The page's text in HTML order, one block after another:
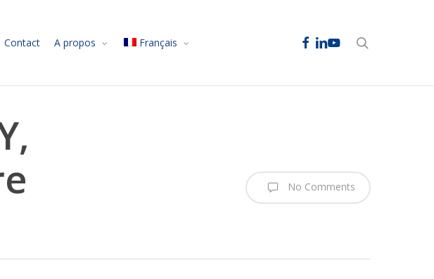
Contact A propos Français facebook
linkedin
youtube
No Comments